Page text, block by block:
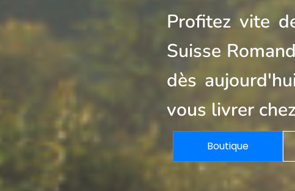
Profitez vite
Suisse
dès
vous livrer
Boutique